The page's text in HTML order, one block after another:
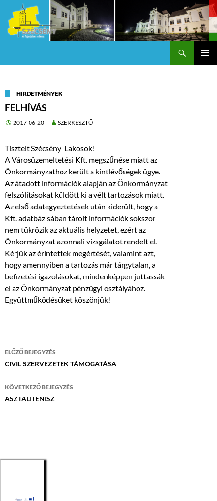
HIRDETMÉNYEK
FELHÍVÁS
2017-06-20 SZERKESZTŐ
Tisztelt Szécsényi Lakosok!
A Városüzemeltetési Kft. megszűnése miatt az
Önkormányzathoz került a kintlévőségek ügye.
Az átadott információk alapján az Önkormányzat
felszólításokat küldött ki a vélt tartozások miatt.
Az első adategyeztetések után kiderült, hogy a
Kft. adatbázisában tárolt információk sokszor
nem tükrözik az aktuális helyzetet, ezért az
Önkormányzat azonnali vizsgálatot rendelt el.
Kérjük az érintettek megértését, valamint azt,
hogy amennyiben a tartozás már tárgytalan, a
befizetési igazolásokat, mindenképpen juttassák
el az Önkormányzat pénzügyi osztályához.
Együttműködésüket köszönjük!
Bejegyzés
navigáció
ELŐZŐ BEJEGYZÉS
CIVIL SZERVEZETEK TÁMOGATÁSA
KÖVETKEZŐ BEJEGYZÉS
ASZTALITENISZ